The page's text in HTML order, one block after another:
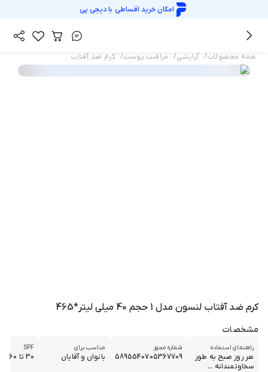
امکان خرید اقساطی بادیجی پی
همه محصولات/ آرایشی/ مراقبت پوست/ کرم ضد آفتاب
کرم ضد آفتاب لنسون مدل 1 حجم 40 میلی لیتر*465
مشخصات
راهنمای استفاده
هر روز صبح به طور
سخاوتمندانه ...
شماره مجوز
5895540705367709
مناسب برای
بانوان و آقایان
SPF
30 تا 60